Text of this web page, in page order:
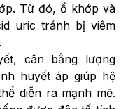
Từ đó, ổ khớp và
uric tránh bị viêm
cân bằng lượng
huyết áp giúp hệ
diễn ra mạnh mẽ.